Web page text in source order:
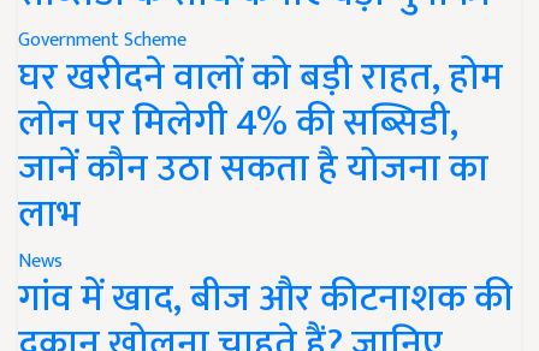
Government Scheme
घर खरीदने वालों को बड़ी राहत, होम
लोन पर मिलेगी 4% की सब्सिडी,
जानें कौन उठा सकता है योजना का
लाभ
News
गांव में खाद, बीज और कीटनाशक की